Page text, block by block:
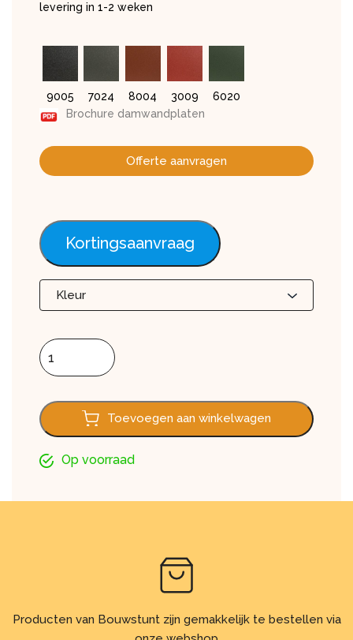
levering in 1-2 weken
9005 7024 8004 3009
6020
Brochure damwandplaten
Offerte aanvragen
Kortingsaanvraag
Kleur
Damwandplaten T35 aantal
Toevoegen aan winkelwagen
Op voorraad
Producten van Bouwstunt zijn gemakkelijk te bestellen via